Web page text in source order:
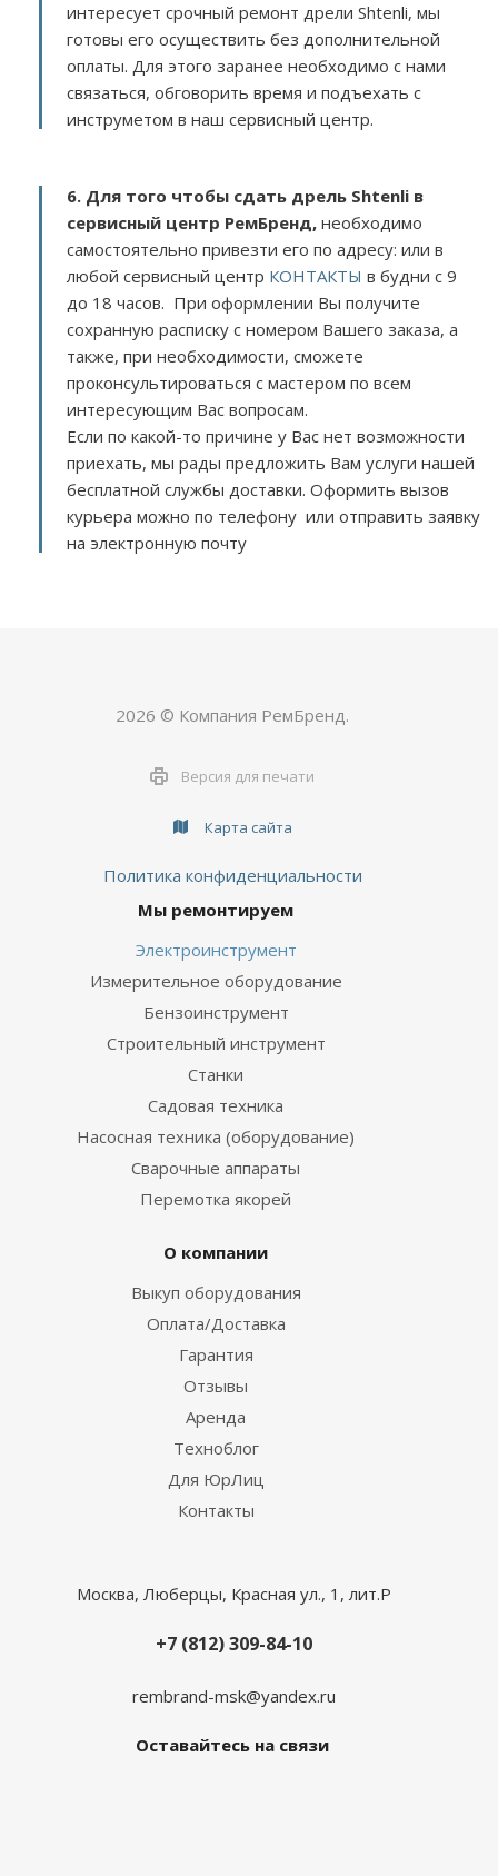
интересует срочный ремонт дрели Shtenli, мы
готовы его осуществить без дополнительной
оплаты. Для этого заранее необходимо с нами
связаться, обговорить время и подъехать с
инструметом в наш сервисный центр.
6. Для того чтобы сдать дрель Shtenli в
сервисный центр РемБренд, необходимо
самостоятельно привезти его по адресу: или в
любой сервисный центр КОНТАКТЫ в будни с 9
до 18 часов. При оформлении Вы получите
сохранную расписку с номером Вашего заказа, а
также, при необходимости, сможете
проконсультироваться с мастером по всем
интересующим Вас вопросам.
Если по какой-то причине у Вас нет возможности
приехать, мы рады предложить Вам услуги нашей
бесплатной службы доставки. Оформить вызов
курьера можно по телефону или отправить заявку
на электронную почту
2026 © Компания РемБренд.
Версия для печати
Карта сайта
Политика конфиденциальности
Мы ремонтируем
Электроинструмент
Измерительное оборудование
Бензоинструмент
Строительный инструмент
Станки
Садовая техника
Насосная техника (оборудование)
Сварочные аппараты
Перемотка якорей
О компании
Выкуп оборудования
Оплата/Доставка
Гарантия
Отзывы
Аренда
Техноблог
Для ЮрЛиц
Контакты
Москва, Люберцы, Красная ул., 1, лит.Р
+7 (812) 309-84-10
rembrand-msk@yandex.ru
Оставайтесь на связи